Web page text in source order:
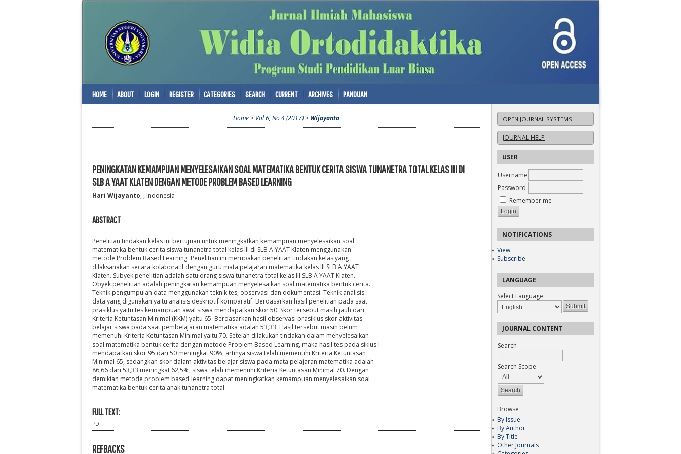
OPEN JOURNAL SYSTEMS
JOURNAL HELP
USER
Username
Password
Remember me
NOTIFICATIONS
View
Subscribe
LANGUAGE
Select Language
JOURNAL CONTENT
Search
Search Scope
Browse
By Issue
By Author
By Title
Other Journals
HOME ABOUT LOGIN REGISTER CATEGORIES SEARCH CURRENT ARCHIVES PANDUAN
Home> Vol 6, No 4 (2017)> Wijayanto
PENINGKATAN KEMAMPUAN MENYELESAIKAN SOAL MATEMATIKA BENTUK CERITA SISWA TUNANETRA TOTAL KELAS III DI
SLB A YAAT KLATEN DENGAN METODE PROBLEM BASED LEARNING
Hari Wijayanto, , Indonesia
ABSTRACT
Penelitian tindakan kelas ini bertujuan untuk meningkatkan kemampuan menyelesaikan soal
matematika bentuk cerita siswa tunanetra total kelas III di SLB A YAAT Klaten menggunakan
metode Problem Based Learning. Penelitian ini merupakan penelitian tindakan kelas yang
dilaksanakan secara kolaboratif dengan guru mata pelajaran matematika kelas III SLB A YAAT
Klaten. Subyek penelitian adalah satu orang siswa tunanetra total kelas III SLB A YAAT Klaten.
Obyek penelitian adalah peningkatan kemampuan menyelesaikan soal matematika bentuk cerita.
Teknik pengumpulan data menggunakan teknik tes, observasi dan dokumentasi. Teknik analisis
data yang digunakan yaitu analisis deskriptif komparatif. Berdasarkan hasil penelitian pada saat
prasiklus yaitu tes kemampuan awal siswa mendapatkan skor 50. Skor tersebut masih jauh dari
Kriteria Ketuntasan Minimal (KKM) yaitu 65. Berdasarkan hasil observasi prasiklus skor aktivitas
belajar siswa pada saat pembelajaran matematika adalah 53,33. Hasil tersebut masih belum
memenuhi Kriteria Ketuntasan Minimal yaitu 70. Setelah dilakukan tindakan dalam menyelesaikan
soal matematika bentuk cerita dengan metode Problem Based Learning, maka hasil tes pada siklus I
mendapatkan skor 95 dari 50 meningkat 90%, artinya siswa telah memenuhi Kriteria Ketuntasan
Minimal 65, sedangkan skor dalam aktivitas belajar siswa pada mata pelajaran matematika adalah
86,66 dari 53,33 meningkat 62,5%, siswa telah memenuhi Kriteria Ketuntasan Minimal 70. Dengan
demikian metode problem based learning dapat meningkatkan kemampuan menyelesaikan soal
matematika bentuk cerita anak tunanetra total.
FULL TEXT:
PDF
REFBACKS